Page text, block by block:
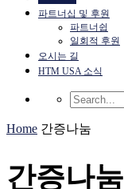
파트너십 및 후원
파트너쉽
일회적 후원
오시는 길
HTM USA 소식
Home 간증나눔
간증나눔